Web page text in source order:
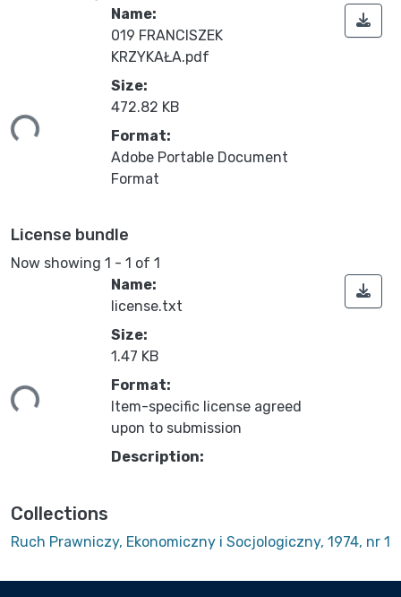
Name:
019 FRANCISZEK
KRZYKAŁA.pdf
Size:
472.82 KB
Format:
Adobe Portable Document
Format
License bundle
Now showing 1 - 1 of 1
Name:
license.txt
Size:
1.47 KB
Format:
Item-specific license agreed
upon to submission
Description:
Collections
Ruch Prawniczy, Ekonomiczny i Socjologiczny, 1974, nr 1